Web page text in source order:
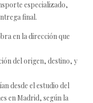
especializado,
final.
en la dirección que
del origen, destino, y
desde el estudio del
en Madrid, según la